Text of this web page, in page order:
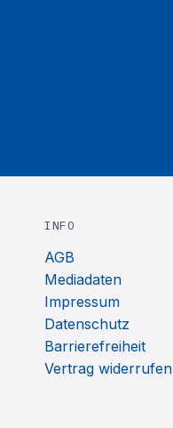
INFO
AGB
Mediadaten
Impressum
Datenschutz
Barrierefreiheit
Vertrag widerrufen